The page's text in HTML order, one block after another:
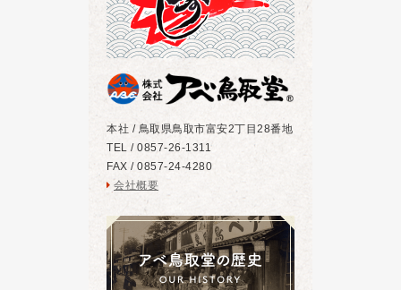
本社 / 鳥取県鳥取市富安2丁目28番地
TEL / 0857-26-1311
FAX / 0857-24-4280
会社概要